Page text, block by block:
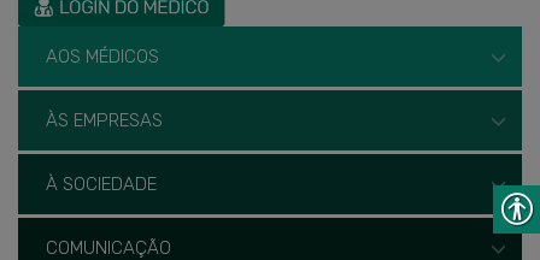
AOS MÉDICOS
ÀS EMPRESAS
À SOCIEDADE
COMUNICAÇÃO